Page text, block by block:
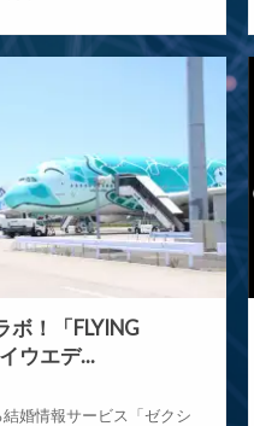
ボ！「FLYING
ウエデ...
婚情報サービス「ゼクシ